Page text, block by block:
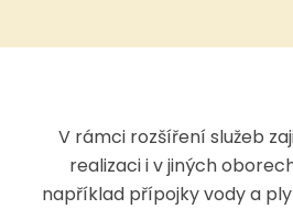
V rámci rozšíření služeb
realizaci i v jiných
například přípojky vody a